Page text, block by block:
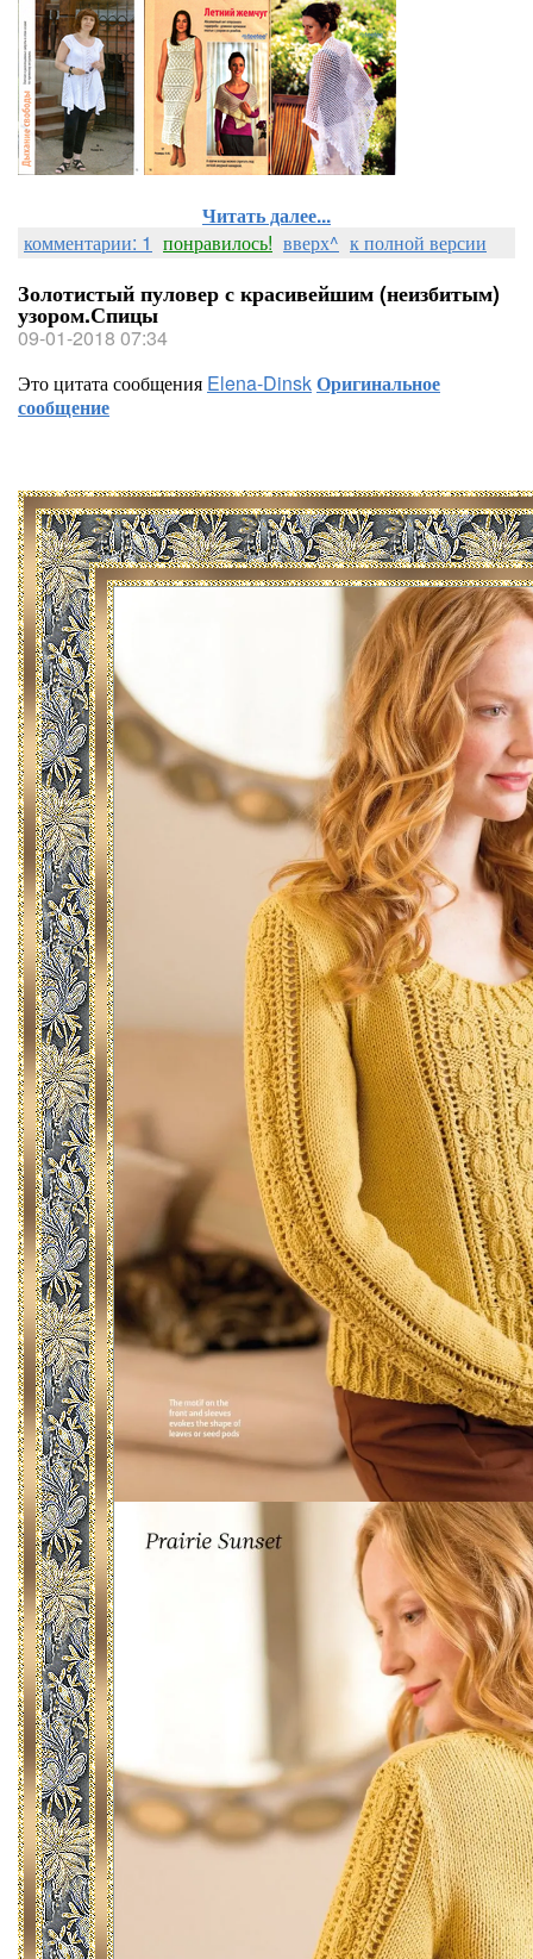
Читать далее...
комментарии: 1 понравилось! вверх^ к полной версии
Золотистый пуловер с красивейшим (неизбитым)
узором.Спицы
09-01-2018 07:34
Это цитата сообщения Elena-DinskОригинальное
сообщение